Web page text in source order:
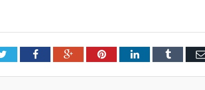
TwitterFacebookGoogle+PinterestLinkedInTumblr